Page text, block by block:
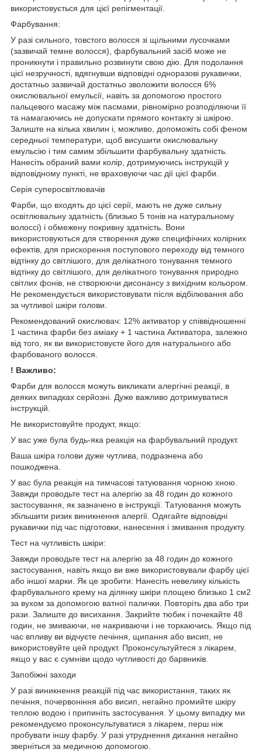
використовується для цієї репігментації.
Фарбування:
У разі сильного, товстого волосся зі щільними лусочками
(зазвичай темне волосся), фарбувальний засіб може не
проникнути і правильно розвинути свою дію. Для подолання
цієї незручності, вдягнувши відповідні одноразові рукавички,
достатньо зазвичай достатньо зволожити волосся 6%
окислювальної емульсії, навіть за допомогою простого
пальцевого масажу між пасмами, рівномірно розподіляючи її
та намагаючись не допускати прямого контакту зі шкірою.
Залиште на кілька хвилин і, можливо, допоможіть собі феном
середньої температури, щоб висушити окислювальну
емульсію і тим самим збільшити фарбувальну здатність.
Нанесіть обраний вами колір, дотримуючись інструкцій у
відповідному пункті, не враховуючи час дії цієї фарби.
Серія суперосвітлювачів
Фарби, що входять до цієї серії, мають не дуже сильну
освітлювальну здатність (близько 5 тонів на натуральному
волоссі) і обмежену покривну здатність. Вони
використовуються для створення дуже специфічних колірних
ефектів, для прискорення поступового переходу від темного
відтінку до світлішого, для делікатного тонування темного
відтінку до світлішого, для делікатного тонування природно
світлих фонів, не створюючи дисонансу з вихідним кольором.
Не рекомендується використовувати після відбілювання або
за чутливої шкіри голови.
Рекомендований окислювач: 12% активатор у співвідношенні
1 частина фарби без аміаку + 1 частина Активатора, залежно
від того, як ви використовуєте його для натурального або
фарбованого волосся.
! Важливо:
Фарби для волосся можуть викликати алергічні реакції, в
деяких випадках серйозні. Дуже важливо дотримуватися
інструкцій.
Не використовуйте продукт, якщо:
У вас уже була будь-яка реакція на фарбувальний продукт.
Ваша шкіра голови дуже чутлива, подразнена або
пошкоджена.
У вас була реакція на тимчасові татуювання чорною хною.
Завжди проводьте тест на алергію за 48 годин до кожного
застосування, як зазначено в інструкції. Татуювання можуть
збільшити ризик виникнення алергії. Одягайте відповідні
рукавички під час підготовки, нанесення і змивання продукту.
Тест на чутливість шкіри:
Завжди проводьте тест на алергію за 48 годин до кожного
застосування, навіть якщо ви вже використовували фарбу цієї
або іншої марки. Як це зробити: Нанесіть невелику кількість
фарбувального крему на ділянку шкіри площею близько 1 см2
за вухом за допомогою ватної палички. Повторіть два або три
рази. Залиште до висихання. Закрийте тюбик і почекайте 48
годин, не змиваючи, не накриваючи і не торкаючись. Якщо під
час впливу ви відчуєте печіння, щипання або висип, не
використовуйте цей продукт. Проконсультуйтеся з лікарем,
якщо у вас є сумніви щодо чутливості до барвників.
Запобіжні заходи
У разі виникнення реакцій під час використання, таких як
печіння, почервоніння або висип, негайно промийте шкіру
теплою водою і припиніть застосування. У цьому випадку ми
рекомендуємо проконсультуватися з лікарем, перш ніж
пробувати іншу фарбу. У разі утруднення дихання негайно
зверніться за медичною допомогою.